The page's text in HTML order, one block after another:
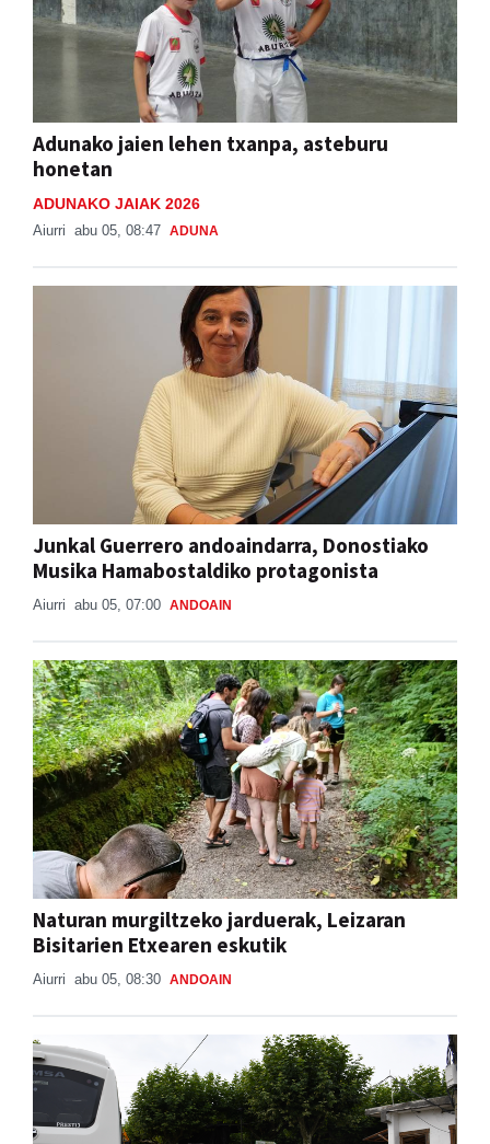
Adunako jaien lehen txanpa, asteburu
honetan
ADUNAKO JAIAK 2026
Aiurri abu 05, 08:47 ADUNA
Junkal Guerrero andoaindarra, Donostiako
Musika Hamabostaldiko protagonista
Aiurri abu 05, 07:00 ANDOAIN
Naturan murgiltzeko jarduerak, Leizaran
Bisitarien Etxearen eskutik
Aiurri abu 05, 08:30 ANDOAIN